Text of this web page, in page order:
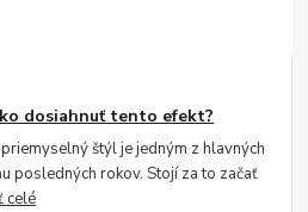
dosiahnuť tento efekt?
štýl je jedným z hlavných
posledných rokov. Stojí za to začať
celé